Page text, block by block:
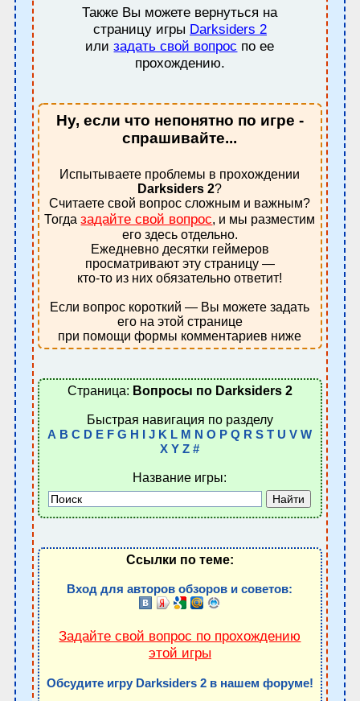
Также Вы можете вернуться на
страницу игры Darksiders 2
илизадать свой вопрос по ее
прохождению.
Ну, если что непонятно по игре -
спрашивайте...
Испытываете проблемы в прохождении
Darksiders 2?
Считаете свой вопрос сложным и важным?
Тогдазадайте свой вопрос, и мы разместим
его здесь отдельно.
Ежедневно десятки геймеров
просматривают эту страницу —
кто-то из них обязательно ответит!
Если вопрос короткий — Вы можете задать
его на этой странице
при помощи формы комментариев ниже
Страница: Вопросы по Darksiders 2
Быстрая навигация по разделу
A B C D E F G H J K L M N O P Q R S T U V W
X Y Z #
Название игры:
Ссылки по теме:
Вход для авторов обзоров и советов:
Задайте свой вопрос по прохождению
этой игры
Обсудите игру Darksiders 2 в нашем форуме!